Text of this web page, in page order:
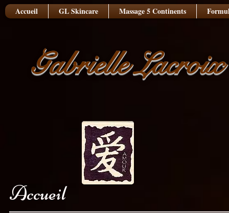
Accueil GL Skincare Massage 5 Continents
Gabrielle
Accueil